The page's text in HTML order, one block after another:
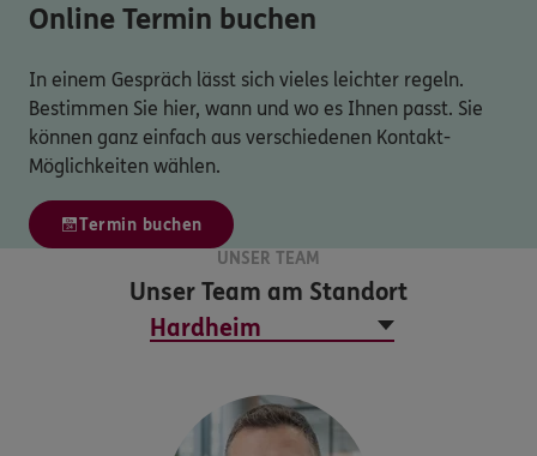
Online Termin buchen
In einem Gespräch lässt sich vieles leichter regeln.
Bestimmen Sie hier, wann und wo es Ihnen passt. Sie
können ganz einfach aus verschiedenen Kontakt-
Möglichkeiten wählen.
Termin buchen
UNSER TEAM
Unser Team am Standort